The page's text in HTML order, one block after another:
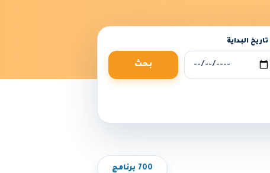
تاريخ البداية
بحث
700 برنامج